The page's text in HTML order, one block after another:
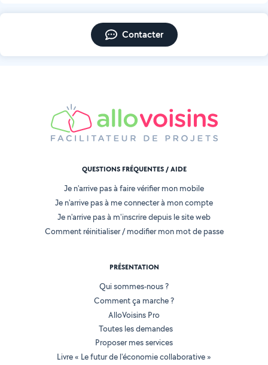
Contacter
QUESTIONS FRÉQUENTES / AIDE
Je n'arrive pas à faire vérifier mon mobile
Je n'arrive pas à me connecter à mon compte
Je n'arrive pas à m'inscrire depuis le site web
Comment réinitialiser / modifier mon mot de passe
PRÉSENTATION
Qui sommes-nous ?
Comment ça marche ?
AlloVoisins Pro
Toutes les demandes
Proposer mes services
Livre « Le futur de l'économie collaborative »